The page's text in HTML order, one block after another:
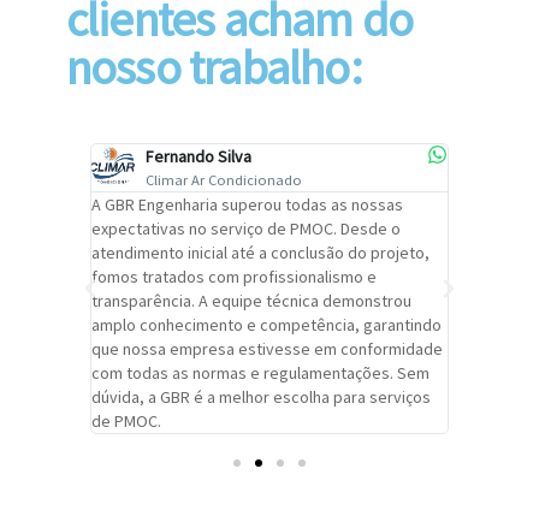
clientes acham do
nosso trabalho:
Fernando Silva
Climar Ar Condicionado
A GBR Engenharia superou todas as nossas
expectativas no serviço de PMOC. Desde o
atendimento inicial até a conclusão do projeto,
fomos tratados com profissionalismo e
transparência. A equipe técnica demonstrou
amplo conhecimento e competência, garantindo
que nossa empresa estivesse em conformidade
com todas as normas e regulamentações. Sem
dúvida, a GBR é a melhor escolha para serviços
de PMOC.